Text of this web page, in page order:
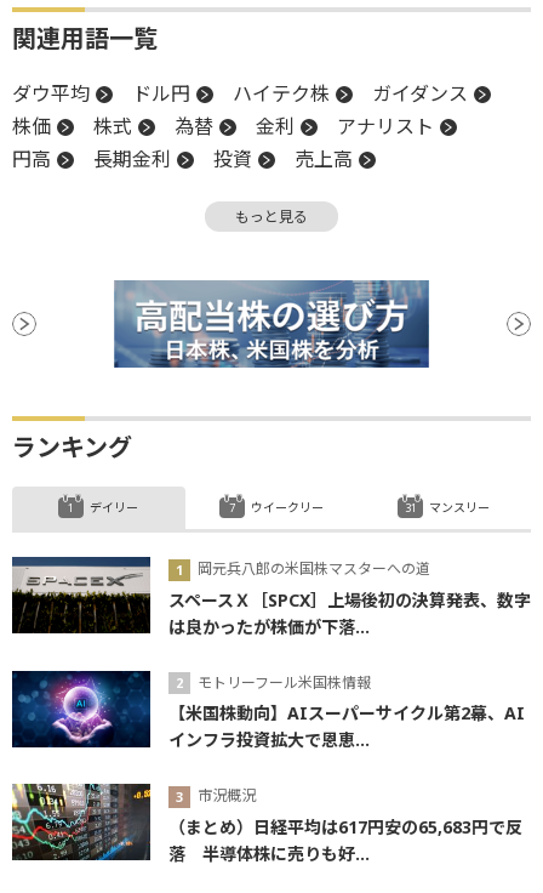
関連用語一覧
ダウ平均 ドル円 ハイテク株
ガイダンス
株価
株式 為替 金利
アナリスト
円高
長期金利 投資
売上高
嫌気 EPS
株価指数 関税 決算
もっと見る
ランキング
デイリー
岡元兵八郎の米国株マスターへの道
スペースＸ［SPCX］上場後初の決算発表、数字
は良かったが株価が下落...
モトリーフール米国株情報
【米国株動向】AIスーパーサイクル第2幕、AI
インフラ投資拡大で恩恵...
市況概況
（まとめ）日経平均は617円安の65,683円で反
落 半導体株に売りも好...
ウイークリー マンスリー